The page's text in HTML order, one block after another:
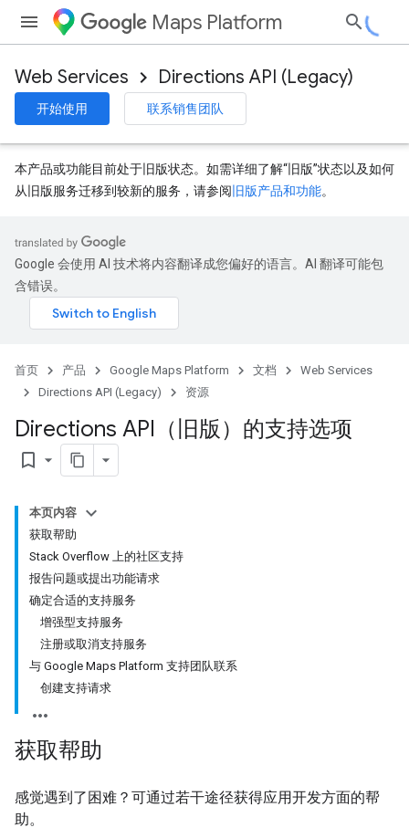
Maps Platform
Web Services Directions API (Legacy)
开始使用 联系销售团队
本产品或功能目前处于旧版状态。如需详细了解“旧版”状态以及如何
从旧版服务迁移到较新的服务，请参阅 旧版产品和功能。
Google 会使用 AI 技术将内容翻译成您偏好的语言。AI 翻译可能包
含错误。
首页 产品 Google Maps Platform 文档
Web Services
Directions API (Legacy)
资源
Directions API（旧版）的支持选项
bookmark_border
本页内容
获取帮助
Stack Overflow 上的社区支持
报告问题或提出功能请求
确定合适的支持服务
增强型支持服务
注册或取消支持服务
与 Google Maps Platform 支持团队联系
创建支持请求
获取帮助
感觉遇到了困难？可通过若干途径获得应用开发方面的帮
助。